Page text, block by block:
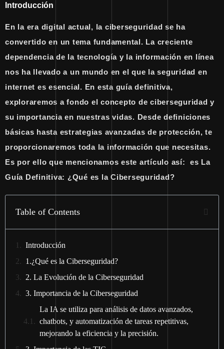
Introducción
En la era digital actual, la ciberseguridad se ha
convertido en un tema fundamental. La creciente
dependencia de la tecnología y la información en línea
nos ha llevado a un mundo en el que la seguridad en
internet es esencial. En esta guía definitiva,
exploraremos a fondo el concepto de ciberseguridad y
su importancia en nuestras vidas. Desde definiciones
básicas hasta estrategias avanzadas de protección, te
proporcionaremos toda la información que necesitas.
Es por ello que mencionamos este artículo así: es La
Guía Definitiva: ¿Qué es la Ciberseguridad?
Table of Contents
Introducción
1.¿Qué es la Ciberseguridad?
2. La Evolución de la Ciberseguridad
3. Importancia de la Ciberseguridad
La IA se utiliza para análisis de datos avanzados,
chatbots, y automatización de tareas repetitivas,
mejorando la eficiencia y la precisión.